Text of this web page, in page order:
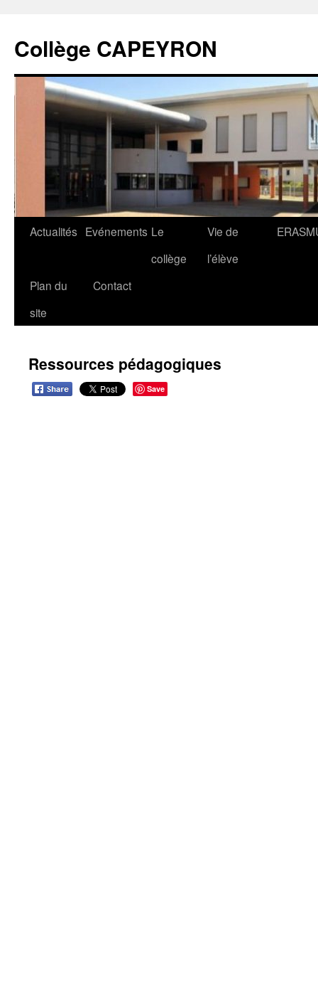
Collège CAPEYRON
Actualités Evénements Le
collège
Vie de
l’élève
Plan du
site
Contact
Ressources pédagogiques
Save